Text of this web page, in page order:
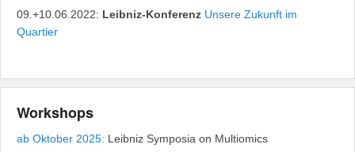
09.+10.06.2022: Leibniz-Konferenz Unsere Zukunft im
Quartier
Workshops
ab Oktober 2025: Leibniz Symposia on Multiomics